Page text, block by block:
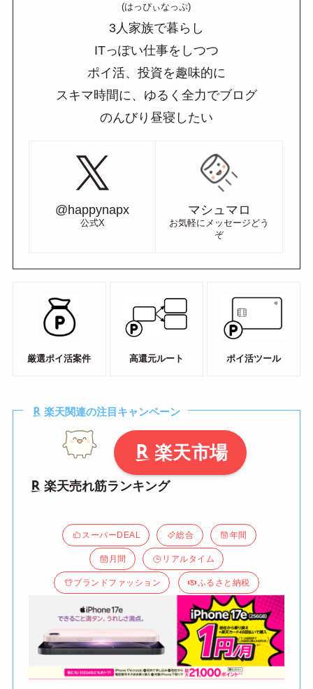
(はっぴぃなっぷ)
3人家族で暮らし
ITっぽい仕事をしつつ
ポイ活、投資を趣味的に
スキマ時間に、ゆるく全力でブログ
のんびり昼寝したい
@happynapx
公式X
マシュマロ
お気軽にメッセージどう
ぞ
厳選ポイ活案件 高還元ルート ポイ活ツール
楽天関連の注目キャンペーン
楽天市場
楽天売れ筋ランキング
スーパーDEAL 総合 年間
月間 リアルタイム
ブランドファッション ふるさと納税